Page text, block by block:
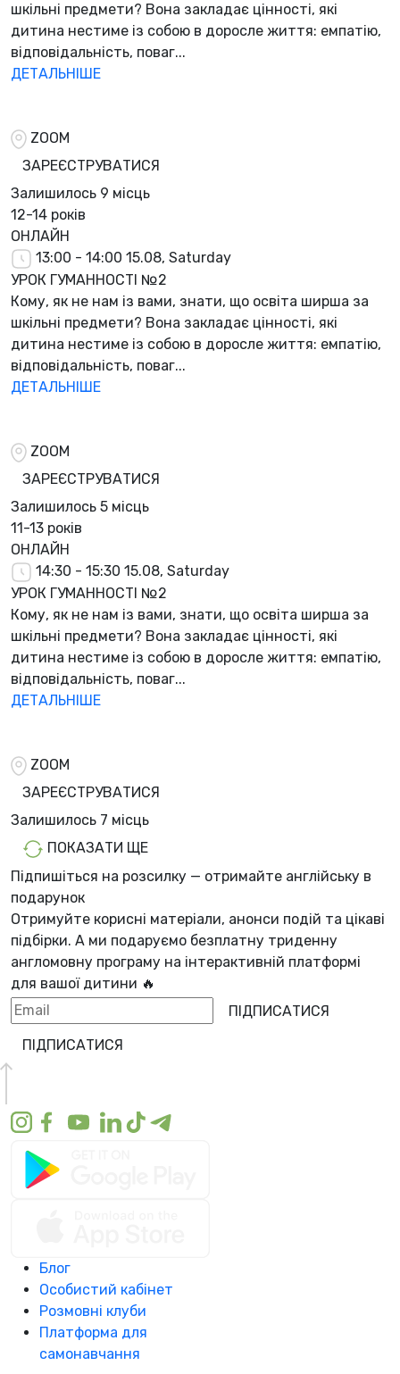
шкільні предмети? Вона закладає цінності, які
дитина нестиме із собою в доросле життя: емпатію,
відповідальність, поваг...
ДЕТАЛЬНІШЕ
ZOOM
ЗАРЕЄСТРУВАТИСЯ
Залишилось 9 місць
12-14 років
ОНЛАЙН
13:00 - 14:00 15.08, Saturday
УРОК ГУМАННОСТІ №2
Кому, як не нам із вами, знати, що освіта ширша за
шкільні предмети? Вона закладає цінності, які
дитина нестиме із собою в доросле життя: емпатію,
відповідальність, поваг...
ДЕТАЛЬНІШЕ
ZOOM
ЗАРЕЄСТРУВАТИСЯ
Залишилось 5 місць
11-13 років
ОНЛАЙН
14:30 - 15:30 15.08, Saturday
УРОК ГУМАННОСТІ №2
Кому, як не нам із вами, знати, що освіта ширша за
шкільні предмети? Вона закладає цінності, які
дитина нестиме із собою в доросле життя: емпатію,
відповідальність, поваг...
ДЕТАЛЬНІШЕ
ZOOM
ЗАРЕЄСТРУВАТИСЯ
Залишилось 7 місць
ПОКАЗАТИ ЩЕ
Підпишіться на розсилку — отримайте англійську в
подарунок
Отримуйте корисні матеріали, анонси подій та цікаві
підбірки. А ми подаруємо безплатну триденну
англомовну програму на інтерактивній платформі
для вашої дитини 🔥
ПІДПИСАТИСЯ
ПІДПИСАТИСЯ
Блог
Особистий кабінет
Розмовні клуби
Платформа для
самонавчання